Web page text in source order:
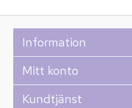
Information
Mitt konto
Kundtjänst